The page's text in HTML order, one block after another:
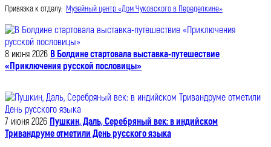
Привязка к отделу: Музейный центр «Дом Чуковского в Переделкине»
8 июня 2026 В Болдине стартовала выставка-путешествие
«Приключения русской пословицы»
7 июня 2026 Пушкин, Даль, Серебряный век: в индийском
Тривандруме отметили День русского языка